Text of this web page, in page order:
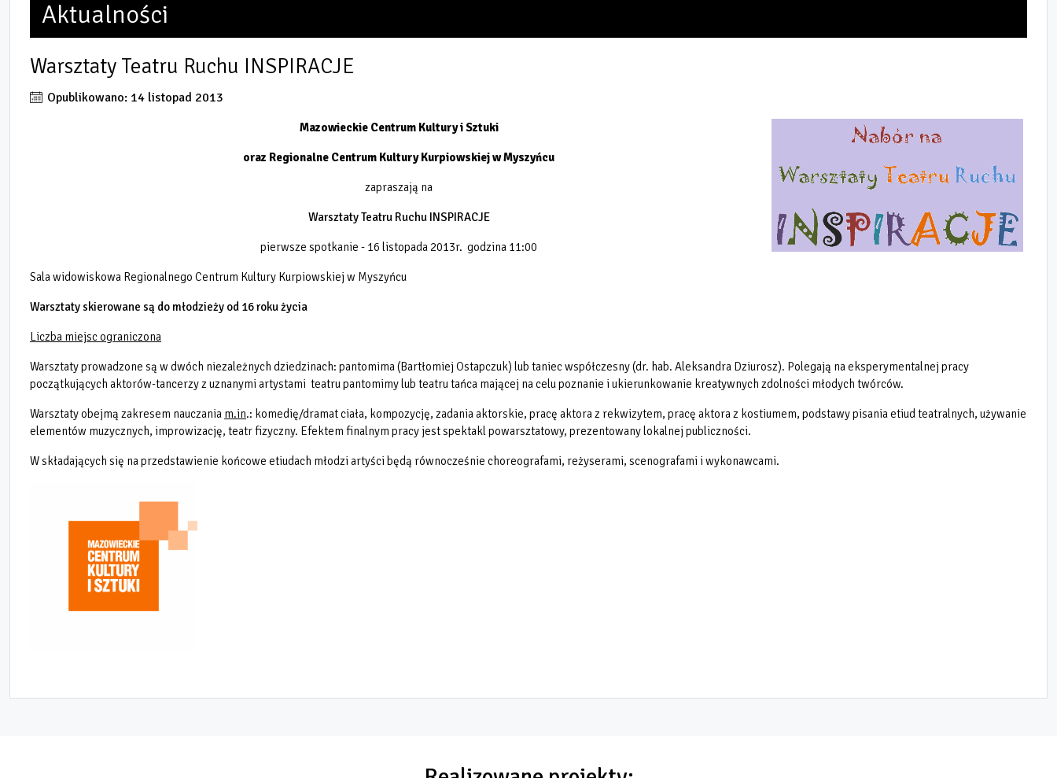
Aktualności
Warsztaty Teatru Ruchu INSPIRACJE
Opublikowano: 14 listopad 2013
Mazowieckie Centrum Kultury i Sztuki
oraz Regionalne Centrum Kultury Kurpiowskiej w Myszyńcu
zapraszają na
Warsztaty Teatru Ruchu INSPIRACJE
pierwsze spotkanie - 16 listopada 2013r. godzina 11:00
Sala widowiskowa Regionalnego Centrum Kultury Kurpiowskiej w Myszyńcu
Warsztaty skierowane są do młodzieży od 16 roku życia
Liczba miejsc ograniczona
Warsztaty prowadzone są w dwóch niezależnych dziedzinach: pantomima (Bartłomiej Ostapczuk) lub taniec współczesny (dr. hab. Aleksandra Dziurosz). Polegają na eksperymentalnej pracy
początkujących aktorów-tancerzy z uznanymi artystami teatru pantomimy lub teatru tańca mającej na celu poznanie i ukierunkowanie kreatywnych zdolności młodych twórców.
Warsztaty obejmą zakresem nauczania m.in.: komedię/dramat ciała, kompozycję, zadania aktorskie, pracę aktora z rekwizytem, pracę aktora z kostiumem, podstawy pisania etiud teatralnych, używanie
elementów muzycznych, improwizację, teatr fizyczny. Efektem finalnym pracy jest spektakl powarsztatowy, prezentowany lokalnej publiczności.
W składających się na przedstawienie końcowe etiudach młodzi artyści będą równocześnie choreografami, reżyserami, scenografami i wykonawcami.